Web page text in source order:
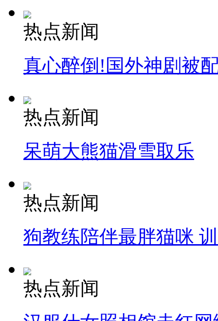
热点新闻
真心醉倒!国外神剧被
热点新闻
呆萌大熊猫滑雪取乐
热点新闻
狗教练陪伴最胖猫咪
热点新闻